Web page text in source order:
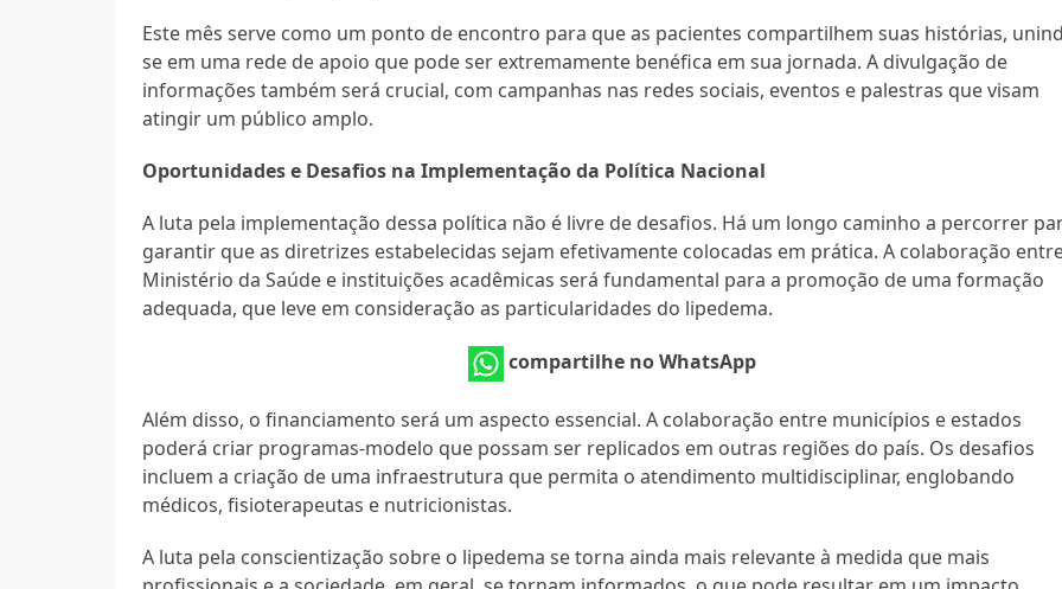
Este mês serve como um ponto de encontro para que as pacientes compartilhem suas histórias,
se em uma rede de apoio que pode ser extremamente benéfica em sua jornada. A divulgação de
informações também será crucial, com campanhas nas redes sociais, eventos e palestras que visam
atingir um público amplo.
Oportunidades e Desafios na Implementação da Política Nacional
A luta pela implementação dessa política não é livre de desafios. Há um longo caminho a percorrer
garantir que as diretrizes estabelecidas sejam efetivamente colocadas em prática. A colaboração
Ministério da Saúde e instituições acadêmicas será fundamental para a promoção de uma formação
adequada, que leve em consideração as particularidades do lipedema.
compartilhe no WhatsApp
Além disso, o financiamento será um aspecto essencial. A colaboração entre municípios e estados
poderá criar programas-modelo que possam ser replicados em outras regiões do país. Os desafios
incluem a criação de uma infraestrutura que permita o atendimento multidisciplinar, englobando
médicos, fisioterapeutas e nutricionistas.
A luta pela conscientização sobre o lipedema se torna ainda mais relevante à medida que mais